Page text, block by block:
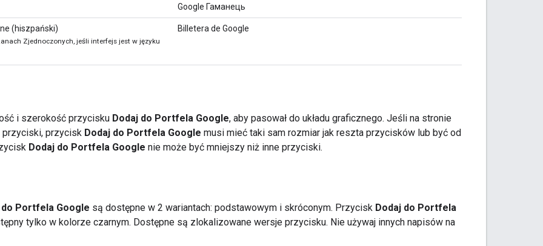
Google Гаманець
(hiszpański)
Zjednoczonych, jeśli interfejs jest w języku
Billetera de Google
i szerokość przycisku Dodaj do Portfela Google, aby pasował do układu graficznego. Jeśli na stronie
przyciski, przycisk Dodaj do Portfela Google musi mieć taki sam rozmiar jak reszta przycisków lub być od
Dodaj do Portfela Google nie może być mniejszy niż inne przyciski.
do Portfela Google są dostępne w 2 wariantach: podstawowym i skróconym. Przycisk Dodaj do Portfela
tylko w kolorze czarnym. Dostępne są zlokalizowane wersje przycisku. Nie używaj innych napisów na